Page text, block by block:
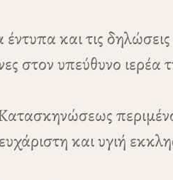
και τις
υπεύθυνο ιερέα
και υγιή